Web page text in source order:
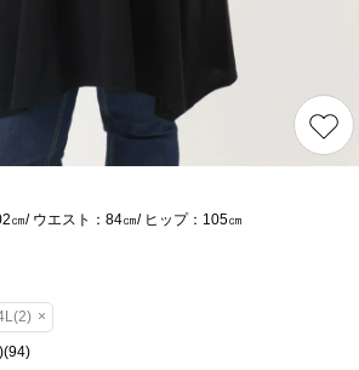
㎝/ ウエスト：84㎝/ ヒップ：105㎝
×